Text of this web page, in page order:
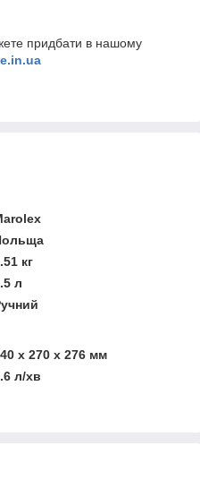
придбати в нашому
кг
л
х 270 х 276 мм
л/хв